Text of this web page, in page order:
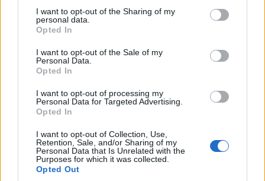
not limited to your visit or usage behaviour. You may click to
grant or deny consent to Google and its third-party tags to
use your data for below specified purposes in below Google
consent section.
I want to opt-out of the Sharing of my
personal data.
Opted In
I want to opt-out of the Sale of my
Personal Data.
Opted In
I want to opt-out of processing my
Personal Data for Targeted Advertising.
Opted In
I want to opt-out of Collection, Use,
Retention, Sale, and/or Sharing of my
Personal Data that Is Unrelated with the
Purposes for which it was collected.
Opted Out
Λόνι Γουόκερανέβασε ένα VIDEO στο
Instagram όπου κούρευε το χαρακτηριστικό άφρο